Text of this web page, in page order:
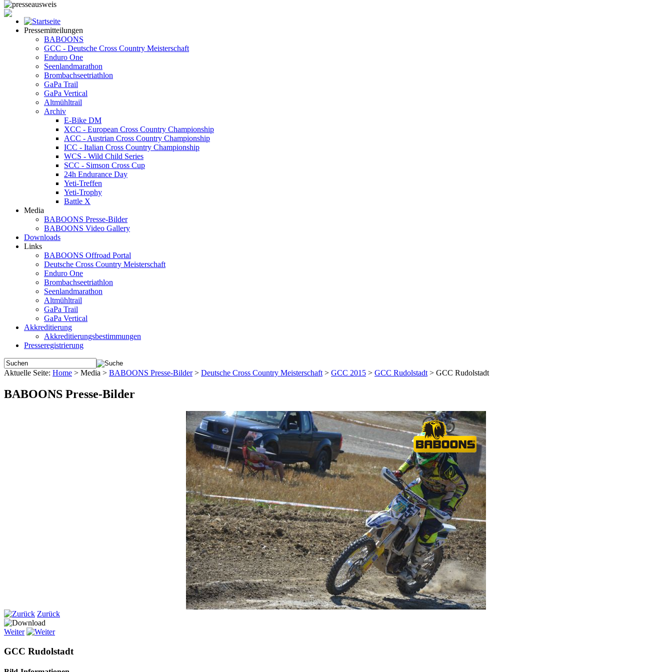
Pressemitteilungen
BABOONS
GCC - Deutsche Cross Country Meisterschaft
Enduro One
Seenlandmarathon
Brombachseetriathlon
GaPa Trail
GaPa Vertical
Altmühltrail
Archiv
E-Bike DM
XCC - European Cross Country Championship
ACC - Austrian Cross Country Championship
ICC - Italian Cross Country Championship
WCS - Wild Child Series
SCC - Simson Cross Cup
24h Endurance Day
Yeti-Treffen
Yeti-Trophy
Battle X
Media
BABOONS Presse-Bilder
BABOONS Video Gallery
Downloads
Links
BABOONS Offroad Portal
Deutsche Cross Country Meisterschaft
Enduro One
Brombachseetriathlon
Seenlandmarathon
Altmühltrail
GaPa Trail
GaPa Vertical
Akkreditierung
Akkreditierungsbestimmungen
Presseregistrierung
Aktuelle Seite: Home > Media > BABOONS Presse-Bilder> Deutsche Cross Country Meisterschaft > GCC 2015 > GCC Rudolstadt > GCC Rudolstadt
BABOONS Presse-Bilder
Zurück
Weiter
GCC Rudolstadt